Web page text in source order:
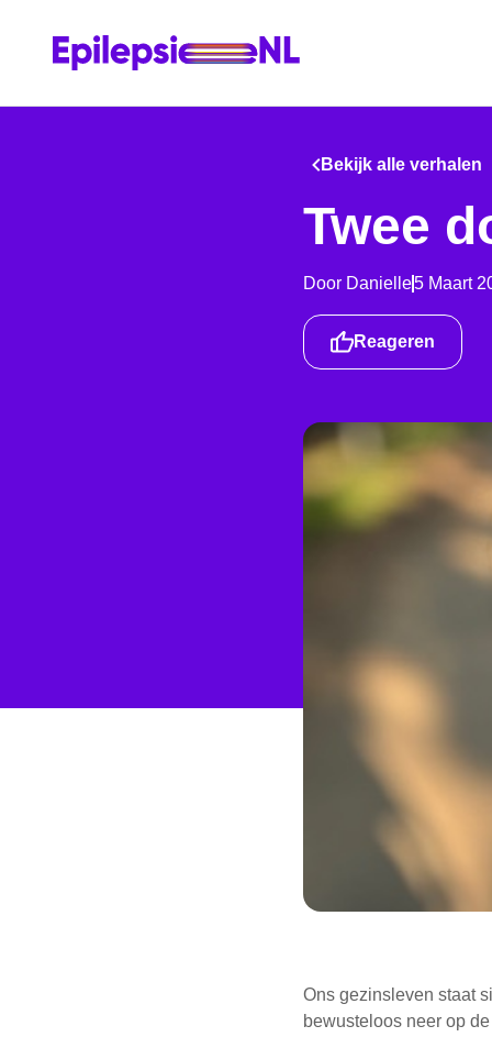
Bekijk alle verhalen
Twee
Door Danielle5 Maart
Reageren
Ons gezinsleven staat
bewusteloos neer op